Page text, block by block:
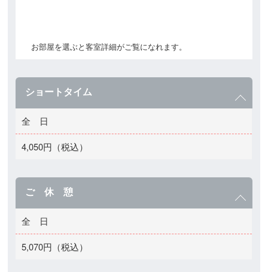
お部屋を選ぶと客室詳細がご覧になれます。
ショートタイム
全 日
4,050円（税込）
ご 休 憩
全 日
5,070円（税込）